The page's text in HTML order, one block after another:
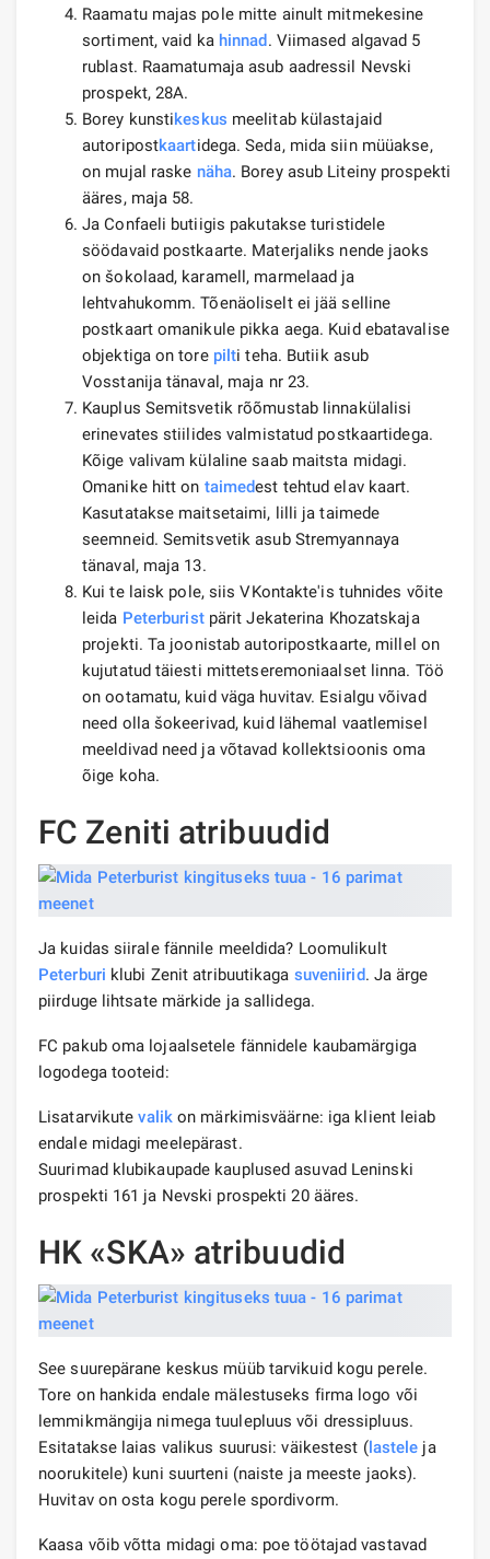
Raamatu majas pole mitte ainult mitmekesine
sortiment, vaid ka hinnad. Viimased algavad 5
rublast. Raamatumaja asub aadressil Nevski
prospekt, 28A.
Borey kunstikeskus meelitab külastajaid
autoripostkaartidega. Seda, mida siin müüakse,
on mujal raske näha. Borey asub Liteiny prospekti
ääres, maja 58.
Ja Confaeli butiigis pakutakse turistidele
söödavaid postkaarte. Materjaliks nende jaoks
on šokolaad, karamell, marmelaad ja
lehtvahukomm. Tõenäoliselt ei jää selline
postkaart omanikule pikka aega. Kuid ebatavalise
objektiga on tore pilti teha. Butiik asub
Vosstanija tänaval, maja nr 23.
Kauplus Semitsvetik rõõmustab linnakülalisi
erinevates stiilides valmistatud postkaartidega.
Kõige valivam külaline saab maitsta midagi.
Omanike hitt on taimedest tehtud elav kaart.
Kasutatakse maitsetaimi, lilli ja taimede
seemneid. Semitsvetik asub Stremyannaya
tänaval, maja 13.
Kui te laisk pole, siis VKontakte'is tuhnides võite
leida Peterburistpärit Jekaterina Khozatskaja
projekti. Ta joonistab autoripostkaarte, millel on
kujutatud täiesti mittetseremoniaalset linna. Töö
on ootamatu, kuid väga huvitav. Esialgu võivad
need olla šokeerivad, kuid lähemal vaatlemisel
meeldivad need ja võtavad kollektsioonis oma
õige koha.
FC Zeniti atribuudid
Ja kuidas siirale fännile meeldida? Loomulikult
Peterburi klubi Zenit atribuutikaga suveniirid. Ja ärge
piirduge lihtsate märkide ja sallidega.
FC pakub oma lojaalsetele fännidele kaubamärgiga
logodega tooteid:
Lisatarvikutevalikon märkimisväärne: iga klient leiab
endale midagi meelepärast.
Suurimad klubikaupade kauplused asuvad Leninski
prospekti 161 ja Nevski prospekti 20 ääres.
HK «SKA» atribuudid
See suurepärane keskus müüb tarvikuid kogu perele.
Tore on hankida endale mälestuseks firma logo või
lemmikmängija nimega tuulepluus või dressipluus.
Esitatakse laias valikus suurusi: väikestest (lastele ja
noorukitele) kuni suurteni (naiste ja meeste jaoks).
Huvitav on osta kogu perele spordivorm.
Kaasa võib võtta midagi oma: poe töötajad vastavad